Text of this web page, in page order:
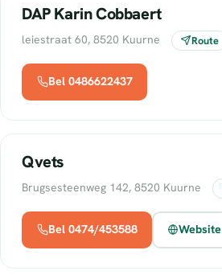
DAP Karin Cobbaert
leiestraat 60, 8520 Kuurne Route
Bel 0486622437
Qvets
Brugsesteenweg 142, 8520 Kuurne
Bel 0474/453588 Website